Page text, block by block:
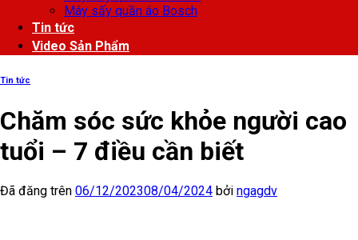
Máy sấy quần áo Bosch
Tin tức
Video Sản Phẩm
Tin tức
Chăm sóc sức khỏe người cao
tuổi – 7 điều cần biết
Đã đăng trên 06/12/202308/04/2024 bởi ngagdv